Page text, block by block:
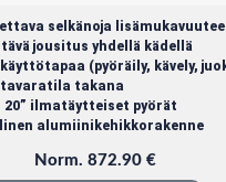
selkänoja
jousitus yhdellä kädellä
käyttötapaa (pyöräily, kävely,
tavaratila takana
20” ilmatäytteiset pyörät
alumiinikehikkorakenne
Norm. 872.90 €